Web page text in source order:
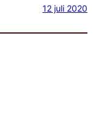
12 juli 2020